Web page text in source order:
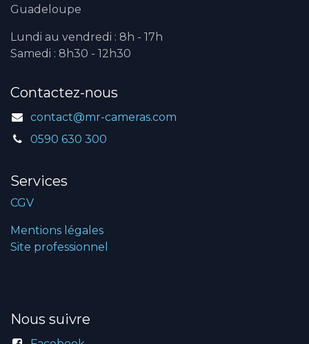
Guadeloupe
Lundi au vendredi : 8h - 17h
Samedi : 8h30 - 12h30
Contactez-nous
contact@mr-cameras.com
0590 630 300
Services
CGV
Mentions légales
Site professionnel
Nous suivre